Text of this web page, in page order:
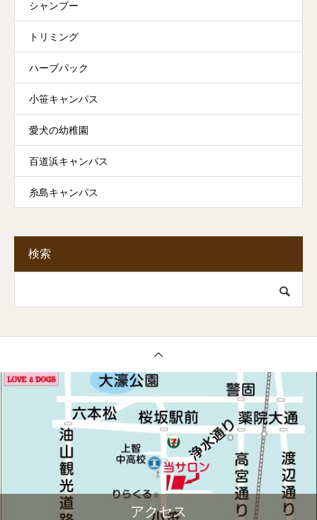
シャンプー
トリミング
ハーブパック
小笹キャンパス
愛犬の幼稚園
百道浜キャンパス
糸島キャンパス
検索
アクセス